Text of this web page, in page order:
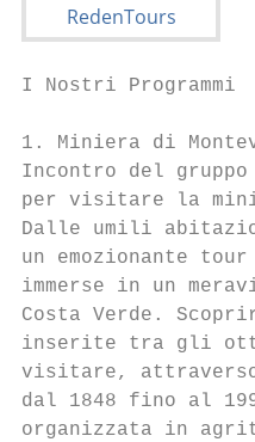
I Nostri Programmi
1. Miniera di
Incontro del
per visitare la
Dalle umili
un emozionante
immerse in un
Costa Verde.
inserite tra gli otto
visitare,
dal 1848 fino al
organizzata in